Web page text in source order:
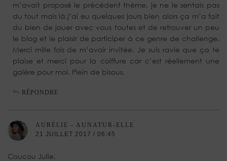
m’avait proposé le précédent thème, je ne le sentais pas
du tout mais là,j’ai eu quelques jours bien alors ça m’a fait
du bien de jouer avec vous toutes et de retrouver un peu
le blog et le plaisir de participer à ce genre de challenge.
Merci mille fois de m’avoir invitée. Je suis ravie que ça te
plaise et merci pour la coiffure car c’est réellement une
galère pour moi. Plein de bisous.
RÉPONDRE
AURÉLIE - AUNATUR-ELLE
21 JUILLET 2017 / 06:45
Coucou Julie,